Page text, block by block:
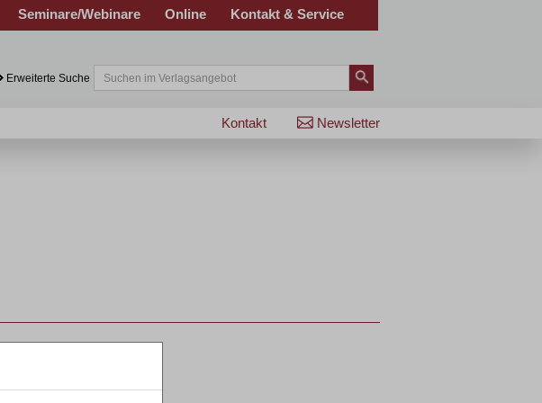
Seminare/Webinare Online Kontakt & Service
Erweiterte Suche
Newsletter
Kontakt